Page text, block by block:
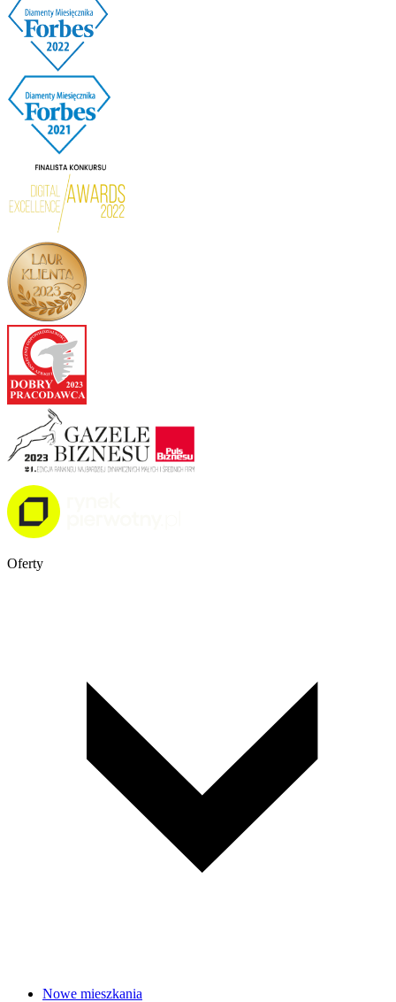
Oferty
Nowe mieszkania